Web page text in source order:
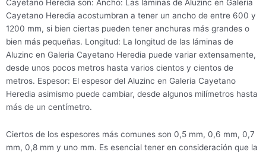
Cayetano Heredia son: Ancho: Las láminas de Aluzinc en Galeria
Cayetano Heredia acostumbran a tener un ancho de entre 600 y
1200 mm, si bien ciertas pueden tener anchuras más grandes o
bien más pequeñas. Longitud: La longitud de las láminas de
Aluzinc en Galeria Cayetano Heredia puede variar extensamente,
desde unos pocos metros hasta varios cientos y cientos de
metros. Espesor: El espesor del Aluzinc en Galeria Cayetano
Heredia asimismo puede cambiar, desde algunos milímetros hasta
más de un centímetro.
Ciertos de los espesores más comunes son 0,5 mm, 0,6 mm, 0,7
mm, 0,8 mm y uno mm. Es esencial tener en consideración que la